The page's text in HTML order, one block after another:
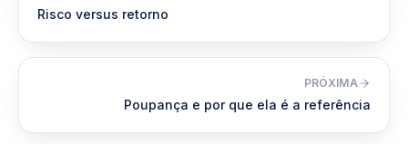
Risco versus retorno
PRÓXIMA
Poupança e por que ela é a referência